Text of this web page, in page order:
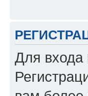
Для входа